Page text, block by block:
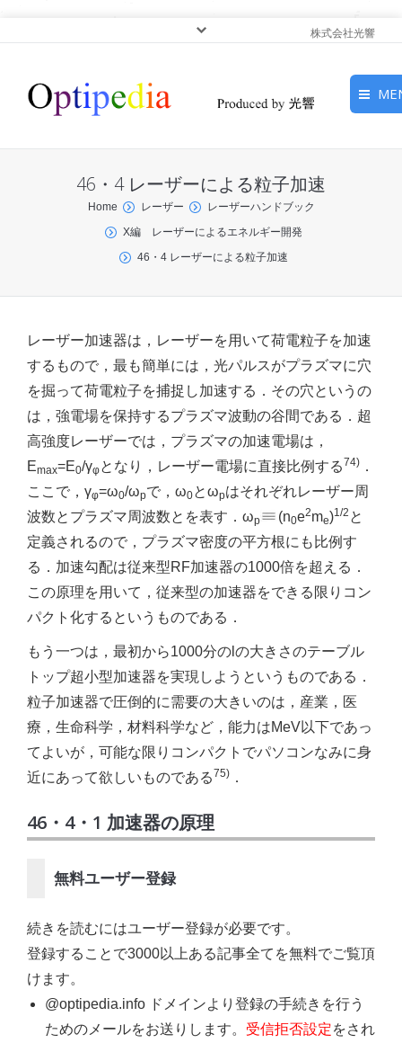
株式会社光響
ピックアップ
光基礎・光源
サービス
46・4 レーザーによる粒子加速
You are here:
Home レーザー
レーザーハンドブック
X編 レーザーによるエネルギー開発
46・4 レーザーによる粒子加速
レーザー加速器は，レーザーを用いて荷電粒子を加速
するもので，最も簡単には，光パルスがプラズマに穴
を掘って荷電粒子を捕捉し加速する．その穴というの
は，強電場を保持するプラズマ波動の谷間である．超
高強度レーザーでは，プラズマの加速電場は，
Emax=E0/γφとなり，レーザー電場に直接比例する74) ．
ここで，γφ=ω0/ωpで，ω0とωpはそれぞれレーザー周
波数とプラズマ周波数とを表す．ωp (n0e2me)1/2 と
定義されるので，プラズマ密度の平方根にも比例す
る．加速勾配は従来型RF加速器の1000倍を超える．
この原理を用いて，従来型の加速器をできる限りコン
パクト化するというものである．
もう一つは，最初から1000分のlの大きさのテーブル
トップ超小型加速器を実現しようというものである．
粒子加速器で圧倒的に需要の大きいのは，産業，医
療，生命科学，材料科学など，能力はMeV以下であっ
てよいが，可能な限りコンパクトでパソコンなみに身
近にあって欲しいものである75) ．
46・4・1 加速器の原理
無料ユーザー登録
続きを読むにはユーザー登録が必要です。
登録することで3000以上ある記事全てを無料でご覧頂
けます。
@optipedia.info ドメインより登録の手続きを行う
ためのメールをお送りします。 受信拒否設定をされ